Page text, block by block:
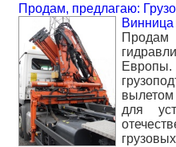
Продам, предлагаю:
Винница
для